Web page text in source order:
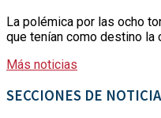
La polémica por las ocho
que tenían como destino la
Más noticias
SECCIONES DE